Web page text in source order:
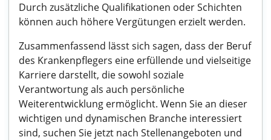
Durch zusätzliche Qualifikationen oder Schichten
können auch höhere Vergütungen erzielt werden.
Zusammenfassend lässt sich sagen, dass der Beruf
des Krankenpflegers eine erfüllende und vielseitige
Karriere darstellt, die sowohl soziale
Verantwortung als auch persönliche
Weiterentwicklung ermöglicht. Wenn Sie an dieser
wichtigen und dynamischen Branche interessiert
sind, suchen Sie jetzt nach Stellenangeboten und